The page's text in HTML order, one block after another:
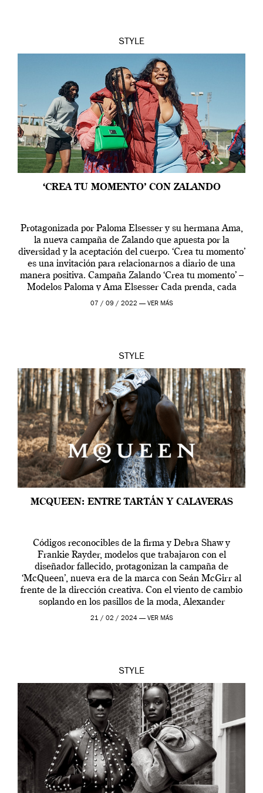
STYLE
‘CREA TU MOMENTO’ CON ZALANDO
Protagonizada por Paloma Elsesser y su hermana Ama,
la nueva campaña de Zalando que apuesta por la
diversidad y la aceptación del cuerpo. ‘Crea tu momento’
es una invitación para relacionarnos a diario de una
manera positiva. Campaña Zalando ‘Crea tu momento’ –
Modelos Paloma y Ama Elsesser Cada prenda, cada
outfit, cada momento, caracteriza […]
07 / 09 / 2022 — VER MÁS
STYLE
MCQUEEN: ENTRE TARTÁN Y CALAVERAS
Códigos reconocibles de la firma y Debra Shaw y
Frankie Rayder, modelos que trabajaron con el
diseñador fallecido, protagonizan la campaña de
‘McQueen’, nueva era de la marca con Seán McGirr al
frente de la dirección creativa. Con el viento de cambio
soplando en los pasillos de la moda, Alexander
McQueen se prepara para una […]
21 / 02 / 2024 — VER MÁS
STYLE